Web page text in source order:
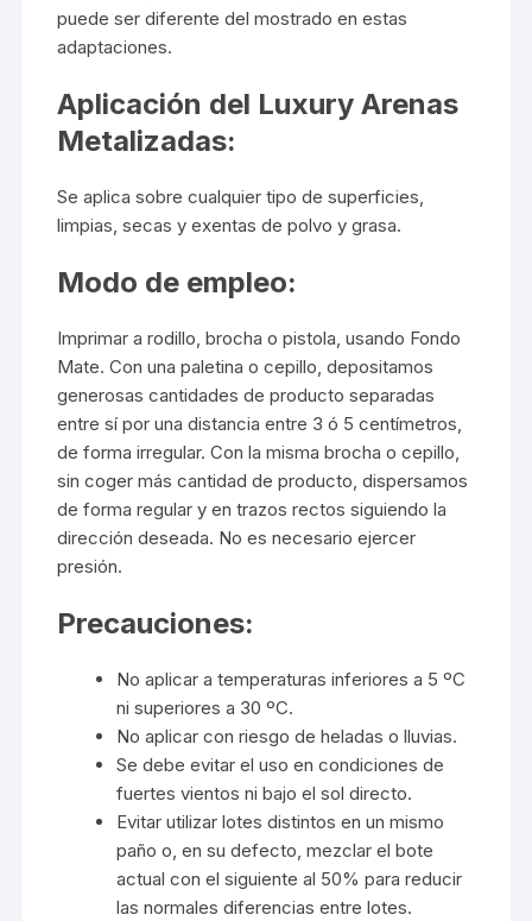
puede ser diferente del mostrado en estas
adaptaciones.
Aplicación del Luxury Arenas
Metalizadas:
Se aplica sobre cualquier tipo de superficies,
limpias, secas y exentas de polvo y grasa.
Modo de empleo:
Imprimar a rodillo, brocha o pistola, usando Fondo
Mate. Con una paletina o cepillo, depositamos
generosas cantidades de producto separadas
entre sí por una distancia entre 3 ó 5 centímetros,
de forma irregular. Con la misma brocha o cepillo,
sin coger más cantidad de producto, dispersamos
de forma regular y en trazos rectos siguiendo la
dirección deseada. No es necesario ejercer
presión.
Precauciones:
No aplicar a temperaturas inferiores a 5 ºC
ni superiores a 30 ºC.
No aplicar con riesgo de heladas o lluvias.
Se debe evitar el uso en condiciones de
fuertes vientos ni bajo el sol directo.
Evitar utilizar lotes distintos en un mismo
paño o, en su defecto, mezclar el bote
actual con el siguiente al 50% para reducir
las normales diferencias entre lotes.